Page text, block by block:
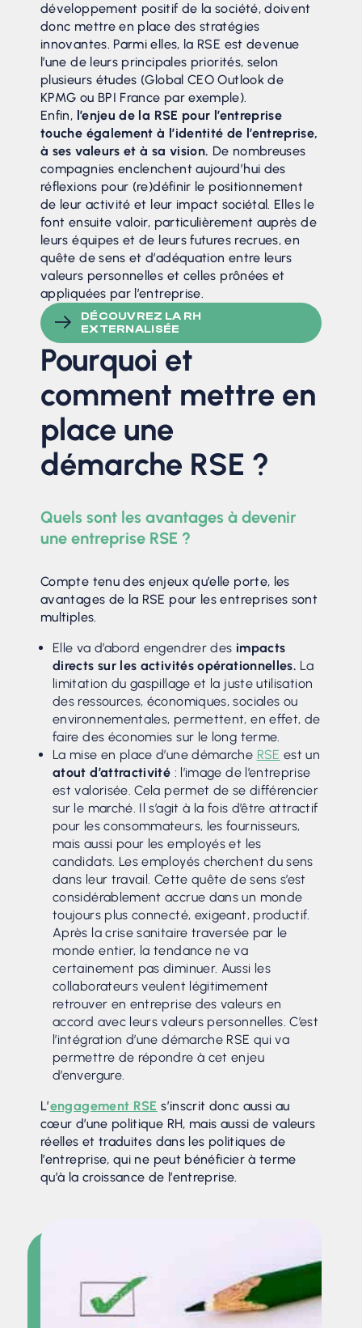
développement positif de la société, doivent
donc mettre en place des stratégies
innovantes. Parmi elles, la RSE est devenue
l’une de leurs principales priorités, selon
plusieurs études (Global CEO Outlook de
KPMG ou BPI France par exemple).
Enfin, l’enjeu de la RSE pour l’entreprise
touche également à l’identité de l’entreprise,
à ses valeurs et à sa vision. De nombreuses
compagnies enclenchent aujourd’hui des
réflexions pour (re)définir le positionnement
de leur activité et leur impact sociétal. Elles le
font ensuite valoir, particulièrement auprès de
leurs équipes et de leurs futures recrues, en
quête de sens et d’adéquation entre leurs
valeurs personnelles et celles prônées et
appliquées par l’entreprise.
DÉCOUVREZ LA RH
EXTERNALISÉE
Pourquoi et
comment mettre en
place une
démarche RSE ?
Quels sont les avantages à devenir
une entreprise RSE ?
Compte tenu des enjeux qu’elle porte, les
avantages de la RSE pour les entreprises sont
multiples.
Elle va d’abord engendrer des impacts
directs sur les activités opérationnelles. La
limitation du gaspillage et la juste utilisation
des ressources, économiques, sociales ou
environnementales, permettent, en effet, de
faire des économies sur le long terme.
La mise en place d’une démarche RSE est un
atout d’attractivité : l’image de l’entreprise
est valorisée. Cela permet de se différencier
sur le marché. Il s’agit à la fois d’être attractif
pour les consommateurs, les fournisseurs,
mais aussi pour les employés et les
candidats. Les employés cherchent du sens
dans leur travail. Cette quête de sens s’est
considérablement accrue dans un monde
toujours plus connecté, exigeant, productif.
Après la crise sanitaire traversée par le
monde entier, la tendance ne va
certainement pas diminuer. Aussi les
collaborateurs veulent légitimement
retrouver en entreprise des valeurs en
accord avec leurs valeurs personnelles. C’est
l’intégration d’une démarche RSE qui va
permettre de répondre à cet enjeu
d’envergure.
L’engagement RSE s’inscrit donc aussi au
cœur d’une politique RH, mais aussi de valeurs
réelles et traduites dans les politiques de
l’entreprise, qui ne peut bénéficier à terme
qu’à la croissance de l’entreprise.